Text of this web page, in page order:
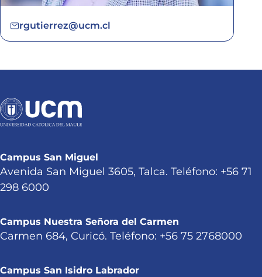
rgutierrez@ucm.cl
Campus San Miguel
Avenida San Miguel 3605, Talca. Teléfono: +56 71
298 6000
Campus Nuestra Señora del Carmen
Carmen 684, Curicó. Teléfono: +56 75 2768000
Campus San Isidro Labrador